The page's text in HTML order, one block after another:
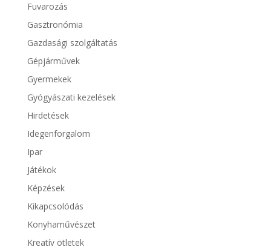
Fuvarozás
Gasztronómia
Gazdasági szolgáltatás
Gépjárművek
Gyermekek
Gyógyászati kezelések
Hirdetések
Idegenforgalom
Ipar
Játékok
Képzések
Kikapcsolódás
Konyhaművészet
Kreatív ötletek